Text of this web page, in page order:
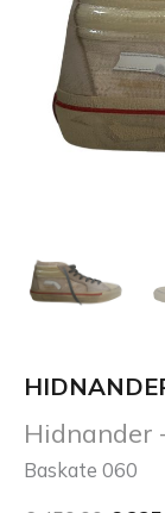
Hidnander
Baskate 060